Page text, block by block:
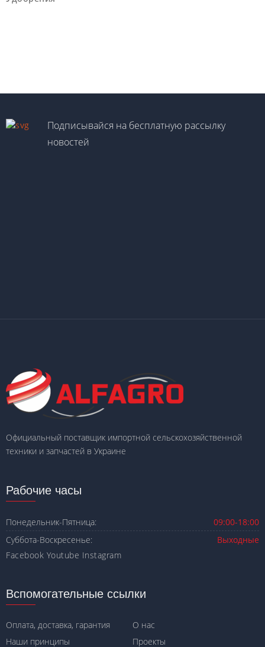
Подписывайся на бесплатную рассылку
новостей
Официальный поставщик импортной сельскохозяйственной
техники и запчастей в Украине
Рабочие часы
Понедельник-Пятница:
09:00-18:00
Суббота-Воскресенье:
Выходные
Facebook Youtube Instagram
Вспомогательные ссылки
Оплата, доставка, гарантия
О нас
Наши принципы
Проекты